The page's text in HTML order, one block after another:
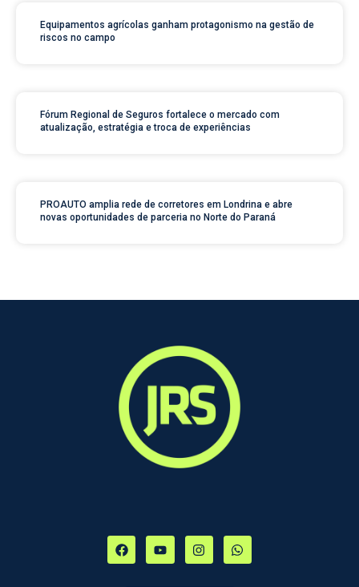
Equipamentos agrícolas ganham protagonismo na gestão de
riscos no campo
Fórum Regional de Seguros fortalece o mercado com
atualização, estratégia e troca de experiências
PROAUTO amplia rede de corretores em Londrina e abre
novas oportunidades de parceria no Norte do Paraná